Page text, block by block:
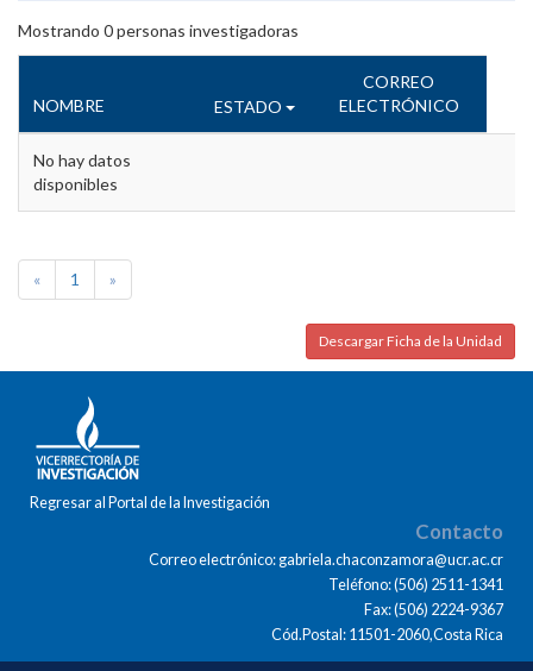
Mostrando 0personas investigadoras
NOMBRE ESTADO
CORREO
ELECTRÓNICO
No hay datos
disponibles
« 1 »
Descargar Ficha de la Unidad
Regresar al Portal de la Investigación
Contacto
Correo electrónico: gabriela.chaconzamora@ucr.ac.cr
Teléfono: (506) 2511-1341
Fax: (506) 2224-9367
Cód.Postal: 11501-2060,Costa Rica